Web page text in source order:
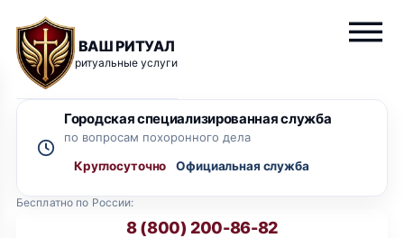
ВАШ РИТУАЛ
ритуальные услуги
Бесплатно по России:
8 (800) 200-86-82
Городская специализированная служба
по вопросам похоронного дела
Круглосуточно